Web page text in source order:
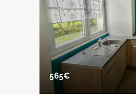
565€